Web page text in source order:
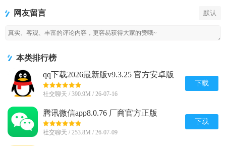
网友留言 默认
本类排行榜
qq下载2026最新版v9.3.25 官方安卓版
社交聊天 / 390.9M / 26-07-16
下载
腾讯微信app8.0.76 厂商官方正版
社交聊天 / 253.8M / 26-07-09
下载